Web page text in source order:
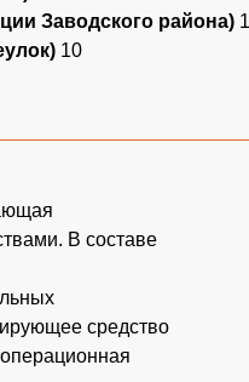
Заводского района)
10
В составе
средство